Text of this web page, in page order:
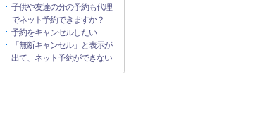
子供や友達の分の予約も代理
でネット予約できますか？
予約をキャンセルしたい
「無断キャンセル」と表示が
出て、ネット予約ができない